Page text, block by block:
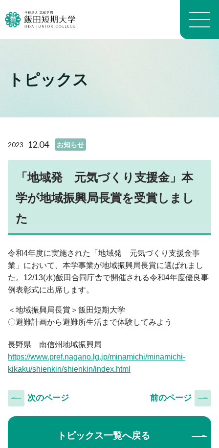
大学概要トップ
学科・専攻の教育目的
教員プロフィール（名前）
沿革
よくある質問 FAQ
財務情報
学科案内トップ
生活科学学科介護福祉専攻
生活科学学科食物栄養専攻
幼児教育学科
養護教育専攻
地域看護学専攻
施設トップ
進路トップ
就職
進学・編入学
卒業生インタビュー
キャンパスライフトップ
イベント
学生生活経済学
クラブ・同好会
入試情報トップ
入学手続・納入金・授業料
交通案内
利用規程
情報の探し方
図書館活用術
オープンキャンパス
公開講座トップ
地域連携センター
公開講座一覧
その他の講座一覧
子育て支援・わいわいひろば
トピックス
2023 12.04 お知らせ
「地域発 元気づくり支援金」本
学が地域振興局長賞を受賞しまし
た
令和4年度に実施された「地域発 元気づくり支援金事
業」において、本学事業が地域振興局長賞に選ばれまし
た。12/13(水)飯田合同庁舎で開催される令和4年度優良事
例表彰式に出席します。
＜地域振興局長賞＞飯田短期大学
〇避難計画から避難所生活まで体験してみよう
長野県 南信州地域振興局
https://www.pref.nagano.lg.jp/minamichi/minamichi-
kikaku/shienkin/shienkin/index.html
前のページ
次のページ
トピックス一覧へ戻る